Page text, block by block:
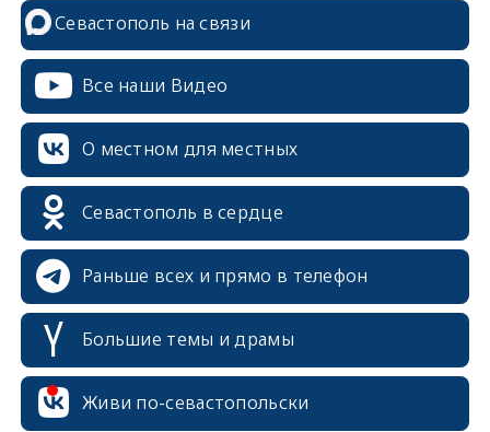
Севастополь на связи
Все наши Видео
О местном для местных
Севастополь в сердце
Раньше всех и прямо в телефон
Большие темы и драмы
Живи по-севастопольски
erid: 2SDnjcrDNw6